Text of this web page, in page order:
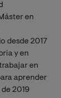
en
desde 2017
y en
en
aprender
2019